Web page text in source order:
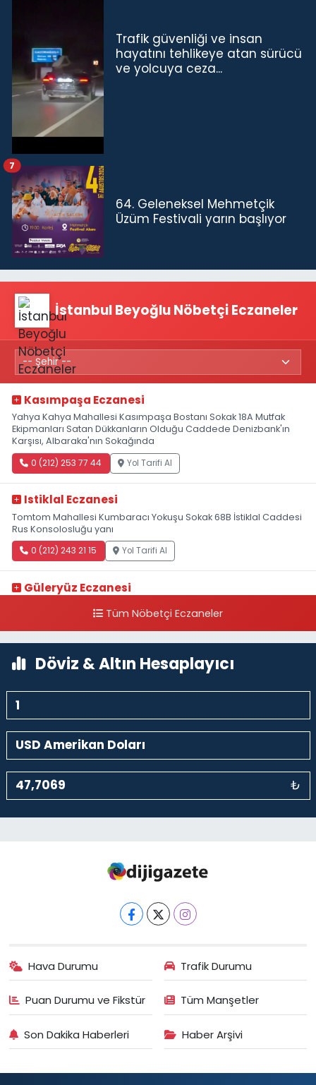
Trafik güvenliği ve insan
hayatını tehlikeye atan sürücü
ve yolcuya ceza...
64. Geleneksel Mehmetçik
Üzüm Festivali yarın başlıyor
7
İstanbul Beyoğlu Nöbetçi Eczaneler
Kasımpaşa Eczanesi
Yahya Kahya Mahallesi Kasımpaşa Bostanı Sokak 18A Mutfak
Ekipmanları Satan Dükkanların Olduğu Caddede Denizbank'ın
Karşısı, Albaraka'nın Sokağında
0 (212) 253 77 44 Yol Tarifi Al
Istiklal Eczanesi
Tomtom Mahallesi Kumbaracı Yokuşu Sokak 68B İstiklal Caddesi
Rus Konsolosluğu yanı
0 (212) 243 21 15 Yol Tarifi Al
Güleryüz Eczanesi
kalaycıbahçe Meydana DoğruTüm Nöbetçi Eczaneler
Döviz & Altın Hesaplayıcı
₺
Hava Durumu Trafik Durumu
Puan Durumu ve Fikstür Tüm Manşetler
Son Dakika Haberleri Haber Arşivi